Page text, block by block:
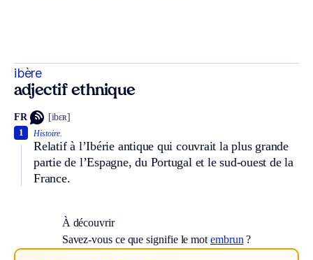
ibère
adjectif ethnique
FR [ibɛʀ]
Histoire.
Relatif à l’Ibérie antique qui couvrait la plus grande
partie de l’Espagne, du Portugal et le sud-ouest de la
France.
1
À découvrir
Savez-vous ce que signifie le mot embrun ?